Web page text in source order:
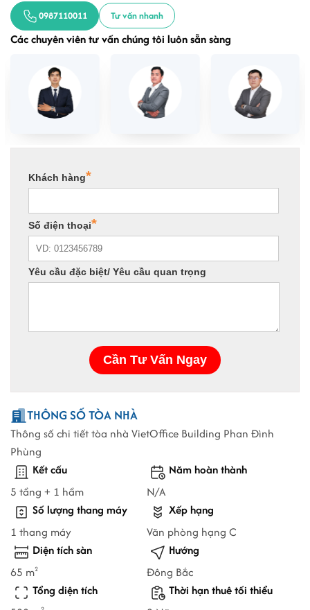
0987110011 Tư vấn nhanh
Các chuyên viên tư vấn chúng tôi luôn sẵn sàng
THÔNG SỐ TÒA NHÀ
Thông số chi tiết tòa nhà VietOffice Building Phan Đình
Phùng
Kết cấu
5 tầng + 1 hầm
Năm hoàn thành
N/A
Số lượng thang máy
1 thang máy
Xếp hạng
Văn phòng hạng C
Diện tích sàn
65 m2
Hướng
Đông Bắc
Tổng diện tích
Thời hạn thuê tối thiểu